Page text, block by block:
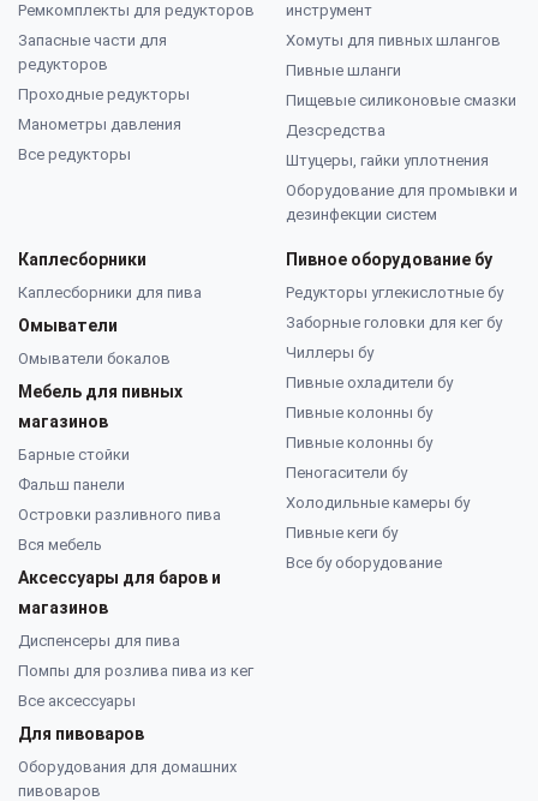
Ремкомплекты для редукторов
Запасные части для
редукторов
Проходные редукторы
Манометры давления
Все редукторы
инструмент
Хомуты для пивных шлангов
Пивные шланги
Пищевые силиконовые смазки
Дезсредства
Штуцеры, гайки уплотнения
Оборудование для промывки и
дезинфекции систем
Каплесборники
Каплесборники для пива
Омыватели
Омыватели бокалов
Мебель для пивных
магазинов
Барные стойки
Фальш панели
Островки разливного пива
Вся мебель
Аксессуары для баров и
магазинов
Диспенсеры для пива
Помпы для розлива пива из кег
Все аксессуары
Для пивоваров
Оборудования для домашних
пивоваров
Пивное оборудование бу
Редукторы углекислотные бу
Заборные головки для кег бу
Чиллеры бу
Пивные охладители бу
Пивные колонны бу
Пивные колонны бу
Пеногасители бу
Холодильные камеры бу
Пивные кеги бу
Все бу оборудование